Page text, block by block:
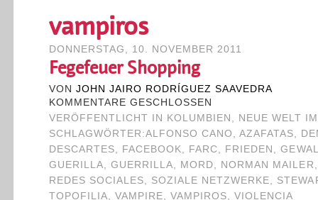
vampiros
DONNERSTAG, 10. NOVEMBER 2011
Fegefeuer Shopping
VON JOHN JAIRO RODRÍGUEZ SAAVEDRA
KOMMENTARE GESCHLOSSEN
VERÖFFENTLICHT IN
KOLUMBIEN , NEUE WELT
SCHLAGWÖRTER:ALFONSO CANO ,AZAFATAS,
DESCARTES, FACEBOOK, FARC, FRIEDEN ,
GUERILLA, GUERRILLA, MORD, NORMAN MAILER
REDES SOCIALES, SOZIALE NETZWERKE,
TOPOFILIA, VAMPIRE,VAMPIROS,VIOLENCIA